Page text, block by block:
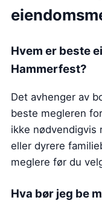
Hvem er beste
Hammerfest?
Det avhenger av
beste megleren
ikke nødvendigvis
eller dyrere
meglere før du
Hva bør jeg be